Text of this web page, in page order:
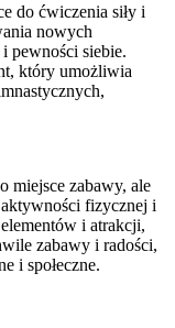
do ćwiczenia siły i
nowych
pewności siebie.
który umożliwia
miejsce zabawy, ale
fizycznej i
i atrakcji,
zabawy i radości,
i społeczne.